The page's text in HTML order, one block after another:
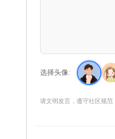
选择头像:
请文明发言，遵守社区规范